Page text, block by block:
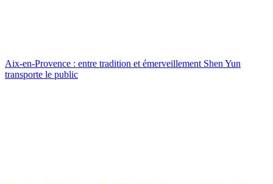
Aix-en-Provence : entre tradition et émerveillement Shen Yun
transporte le public